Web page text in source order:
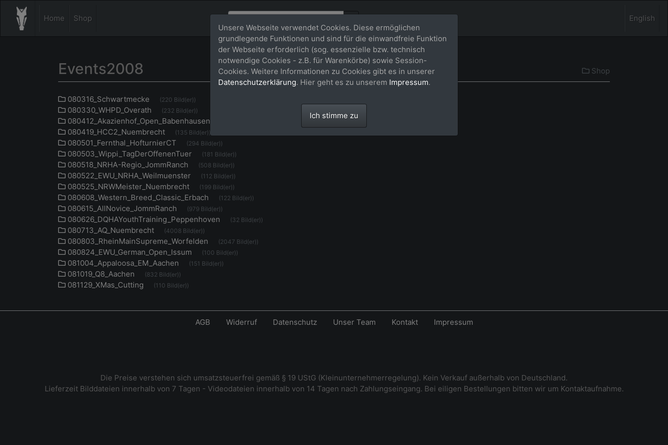
Home Shop English
Shop
Events2008
080316_Schwartmecke (220 Bild(er))
080330_WHPD_Overath (232 Bild(er))
080412_Akazienhof_Open_Babenhausen
080419_HCC2_Nuembrecht (135 Bild(er))
080501_Fernthal_HofturnierCT (294 Bild(er))
080503_Wippi_TagDerOffenenTuer (181 Bild(er))
080518_NRHA-Regio_JommRanch (508 Bild(er))
080522_EWU_NRHA_Weilmuenster (112 Bild(er))
080525_NRWMeister_Nuembrecht (199 Bild(er))
080608_Western_Breed_Classic_Erbach (122 Bild(er))
080615_AllNovice_JommRanch (979 Bild(er))
080626_DQHAYouthTraining_Peppenhoven (32 Bild(er))
080713_AQ_Nuembrecht (4008 Bild(er))
080803_RheinMainSupreme_Worfelden (2047 Bild(er))
080824_EWU_German_Open_Issum (100 Bild(er))
081004_Appaloosa_EM_Aachen (151 Bild(er))
081019_Q8_Aachen (832 Bild(er))
081129_XMas_Cutting (110 Bild(er))
Unsere Webseite verwendet Cookies. Diese ermöglichen
grundlegende Funktionen und sind für die einwandfreie Funktion
der Webseite erforderlich (sog. essenzielle bzw. technisch
notwendige Cookies - z.B. für Warenkörbe) sowie Session-
Cookies. Weitere Informationen zu Cookies gibt es in unserer
Datenschutzerklärung. Hier geht es zu unserem Impressum.
Ich stimme zu
AGB Widerruf Datenschutz Unser Team Kontakt Impressum
Die Preise verstehen sich umsatzsteuerfrei gemäß § 19 UStG (Kleinunternehmerregelung). Kein Verkauf außerhalb von Deutschland.
Lieferzeit Bilddateien innerhalb von 7 Tagen - Videodateien innerhalb von 14 Tagen nach Zahlungseingang. Bei eiligen Bestellungen bitten wir um Kontaktaufnahme.